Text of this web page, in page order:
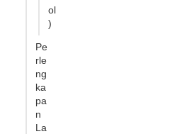
ol
)
Pe
rle
ng
ka
pa
n
La